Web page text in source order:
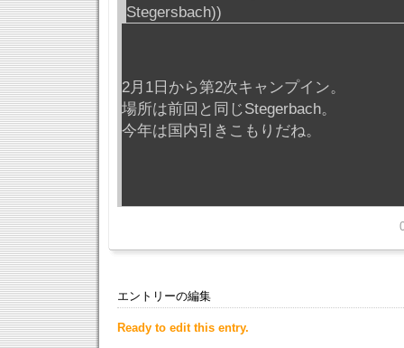
Stegersbach))
2月1日から第2次キャンプイン。
場所は前回と同じStegerbach。
今年は国内引きこもりだね。
エントリーの編集
Ready to edit this entry.